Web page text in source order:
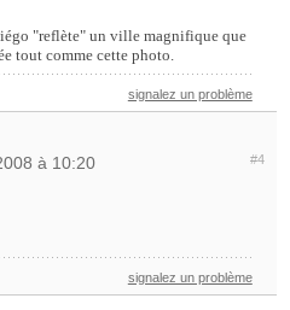
"reflète" un ville magnifique que
tout comme cette photo.
signalez un problème
à 10:20 #4
signalez un problème